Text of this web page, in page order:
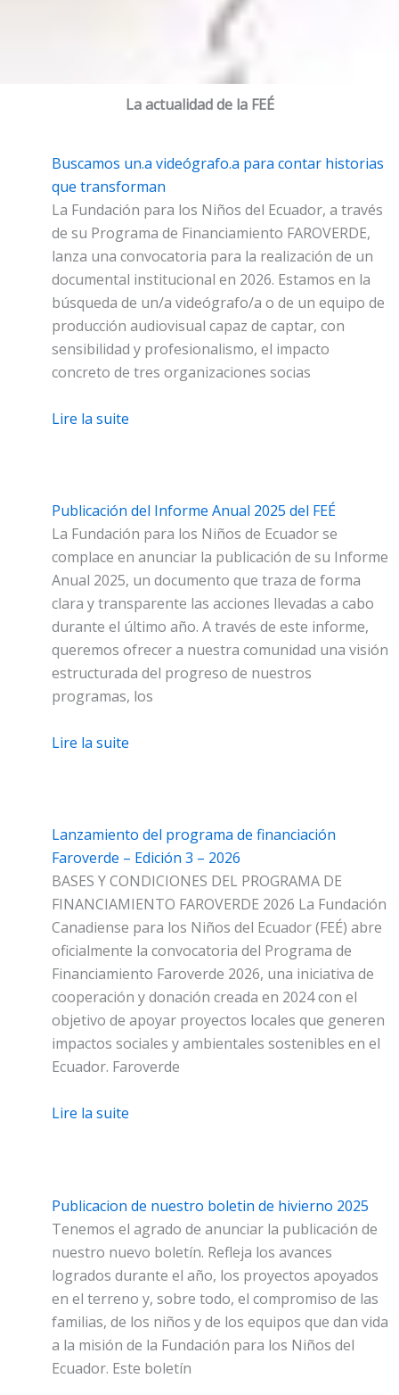
La actualidad de la FEÉ
Buscamos un.a videógrafo.a para contar historias
que transforman
La Fundación para los Niños del Ecuador, a través
de su Programa de Financiamiento FAROVERDE,
lanza una convocatoria para la realización de un
documental institucional en 2026. Estamos en la
búsqueda de un/a videógrafo/a o de un equipo de
producción audiovisual capaz de captar, con
sensibilidad y profesionalismo, el impacto
concreto de tres organizaciones socias
Lire la suite
Publicación del Informe Anual 2025 del FEÉ
La Fundación para los Niños de Ecuador se
complace en anunciar la publicación de su Informe
Anual 2025, un documento que traza de forma
clara y transparente las acciones llevadas a cabo
durante el último año. A través de este informe,
queremos ofrecer a nuestra comunidad una visión
estructurada del progreso de nuestros
programas, los
Lire la suite
Lanzamiento del programa de financiación
Faroverde – Edición 3 – 2026
BASES Y CONDICIONES DEL PROGRAMA DE
FINANCIAMIENTO FAROVERDE 2026 La Fundación
Canadiense para los Niños del Ecuador (FEÉ) abre
oficialmente la convocatoria del Programa de
Financiamiento Faroverde 2026, una iniciativa de
cooperación y donación creada en 2024 con el
objetivo de apoyar proyectos locales que generen
impactos sociales y ambientales sostenibles en el
Ecuador. Faroverde
Lire la suite
Publicacion de nuestro boletin de hivierno 2025
Tenemos el agrado de anunciar la publicación de
nuestro nuevo boletín. Refleja los avances
logrados durante el año, los proyectos apoyados
en el terreno y, sobre todo, el compromiso de las
familias, de los niños y de los equipos que dan vida
a la misión de la Fundación para los Niños del
Ecuador. Este boletín